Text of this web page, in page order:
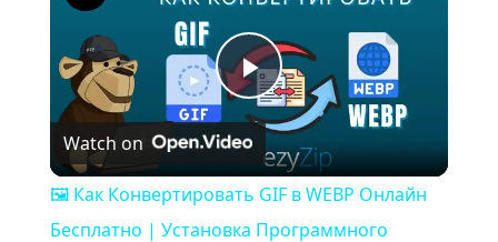
Play
Video
Watch on
🖼️ Как Конвертировать GIF в WEBP Онлайн
Бесплатно | Установка Программного